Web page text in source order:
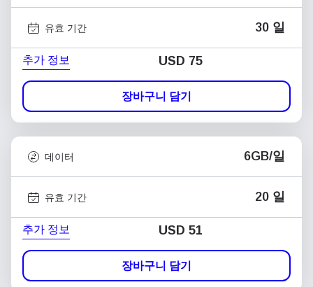
유효 기간 30 일
추가 정보 USD 75
장바구니 담기
데이터 6GB/일
유효 기간 20 일
추가 정보 USD 51
장바구니 담기